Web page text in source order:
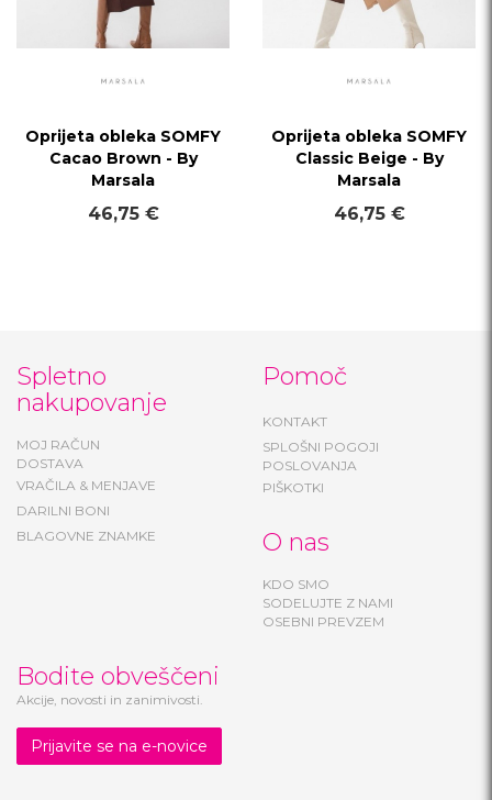
Oprijeta obleka SOMFY
Cacao Brown - By
Marsala
46,75 €
Oprijeta obleka SOMFY
Classic Beige - By
Marsala
46,75 €
Spletno
nakupovanje
MOJ RAČUN
DOSTAVA
VRAČILA & MENJAVE
DARILNI BONI
BLAGOVNE ZNAMKE
Pomoč
KONTAKT
SPLOŠNI POGOJI
POSLOVANJA
PIŠKOTKI
O nas
KDO SMO
SODELUJTE Z NAMI
OSEBNI PREVZEM
Bodite obveščeni
Akcije, novosti in zanimivosti.
Prijavite se na e-novice